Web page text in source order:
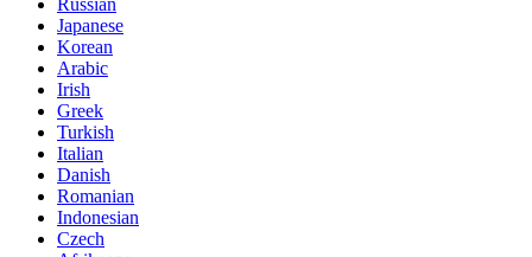
Japanese
Korean
Arabic
Irish
Greek
Turkish
Italian
Danish
Romanian
Indonesian
Czech